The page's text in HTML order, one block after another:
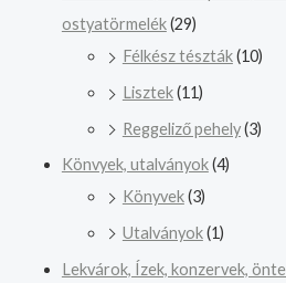
ostyatörmelék(29)
Félkész tészták(10)
Lisztek(11)
Reggeliző pehely(3)
Könvyek, utalványok(4)
Könyvek(3)
Utalványok(1)
Lekvárok, Ízek, konzervek,